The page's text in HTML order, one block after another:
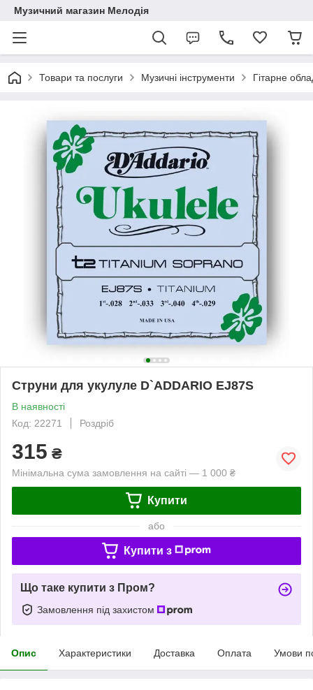
Музичний магазин Мелодія
Товари та послуги Музичні інструменти Гітарне
Струни для укулуле D`ADDARIO EJ87S
В наявності
Код: 22271
Роздріб
315 ₴
Мінімальна сума замовлення на сайті — 1 000 ₴
Купити
або
Купити з
Що таке купити з Пром?
Замовлення під захистом
Опис Характеристики Доставка Оплата Умови